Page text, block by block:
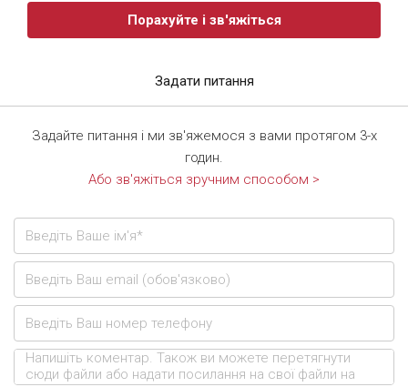
Порахуйте і зв'яжіться
Задати питання
Задайте питання і ми зв'яжемося з вами протягом 3-х
годин.
Або зв'яжіться зручним способом >